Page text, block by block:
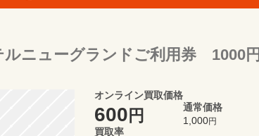
ルニューグランドご利用券 1000円
オンライン買取価格
600 円
通常価格
1,000円
買取率